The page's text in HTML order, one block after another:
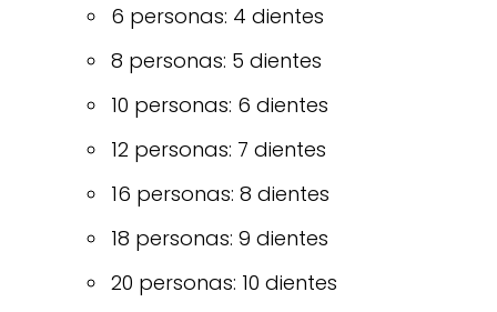
6 personas: 4 dientes
8 personas: 5 dientes
10 personas: 6 dientes
12 personas: 7 dientes
16 personas: 8 dientes
18 personas: 9 dientes
20 personas: 10 dientes